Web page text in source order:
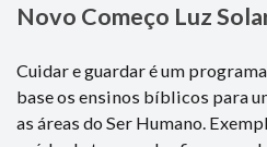
Novo Começo Luz
Cuidar e guardar é um
base os ensinos bíblicos para
as áreas do Ser Humano.